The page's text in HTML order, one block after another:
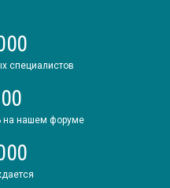
специалистов
на нашем форуме